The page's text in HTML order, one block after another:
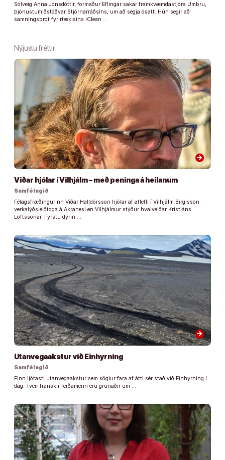
Sólveig Anna Jónsdóttir, formaður Eflingar sakar framkvæmdastjóra Umbru,
þjónustumiðstöðvar Stjórnarráðsins, um að segja ósatt. Hún segir að
samningsbrot fyrirtækisins iClean …
Nýjustu fréttir
arrow_forward
Viðar hjólar í Vilhjálm – með peninga á heilanum
Samfélagið
Félagsfræðingurinn Viðar Halldórsson hjólar af aflefli í Vilhjálm Birgisson
verkalýðsleiðtoga á Akranesi en Vilhjálmur styður hvalveiðar Kristjáns
Loftssonar. Fyrstu dýrin …
arrow_forward
Utanvegaakstur við Einhyrning
Samfélagið
Einn ljótasti utanvegaakstur sem sögiur fara af átti sér stað við Einhyrning í
dag. Tveir franskir ferðamenn eru grunaðir um …